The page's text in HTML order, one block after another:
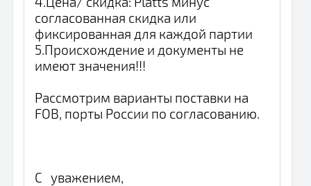
согласованная скидка или
фиксированная для каждой партии
5.Происхождение и документы не
имеют значения!!!
Рассмотрим варианты поставки на
FOB, порты России по согласованию.
С уважением,